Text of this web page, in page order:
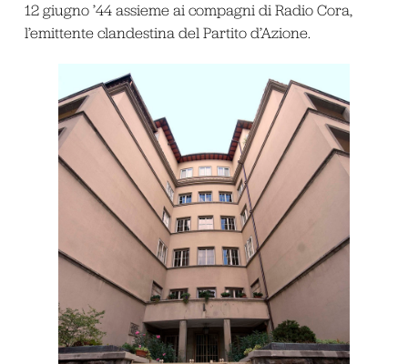
12 giugno ’44 assieme ai compagni di Radio Cora,
l’emittente clandestina del Partito d’Azione.